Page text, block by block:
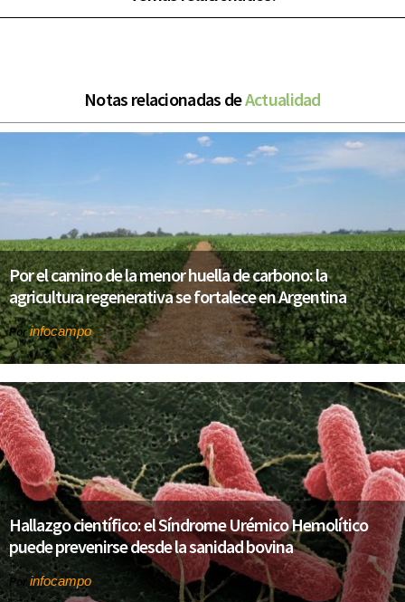
Notas relacionadas deActualidad
Por el camino de la menor huella de carbono: la
agricultura regenerativa se fortalece en Argentina
Porinfocampo
Hallazgo científico: el Síndrome Urémico Hemolítico
puede prevenirse desde la sanidad bovina
Por infocampo